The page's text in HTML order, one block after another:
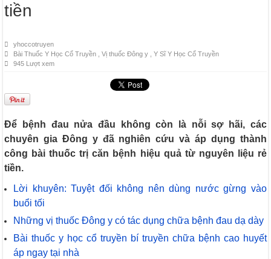
tiền
yhoccotruyen
Bài Thuốc Y Học Cổ Truyền ,Vị thuốc Đông y ,Y Sĩ Y Học Cổ Truyền
945 Lượt xem
Để bệnh đau nửa đầu không còn là nỗi sợ hãi, các
chuyên gia Đông y đã nghiên cứu và áp dụng thành
công bài thuốc trị căn bệnh hiệu quả từ nguyên liệu rẻ
tiền.
Lời khuyên: Tuyệt đối không nên dùng nước gừng vào
buổi tối
Những vị thuốc Đông y có tác dụng chữa bệnh đau dạ dày
Bài thuốc y học cổ truyền bí truyền chữa bệnh cao huyết
áp ngay tại nhà